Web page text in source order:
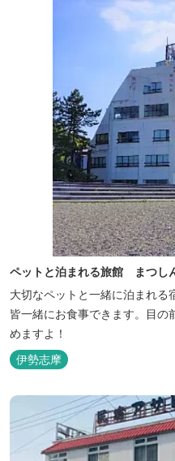
ペットと泊まれる旅館 まつし
大切なペットと一緒に泊まれる
皆一緒にお食事できます。目の
めますよ！
伊勢志摩